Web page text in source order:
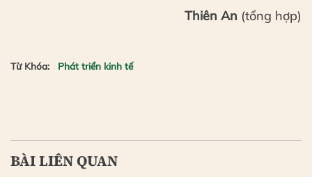
Thiên An (tổng hợp)
Từ Khóa: Phát triển kinh tế
BÀI LIÊN QUAN